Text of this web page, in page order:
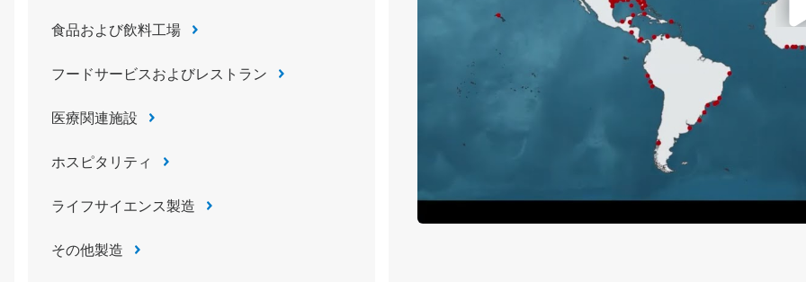
食品および飲料工場
フードサービスおよびレストラン
医療関連施設
ホスピタリティ
ライフサイエンス製造
その他製造